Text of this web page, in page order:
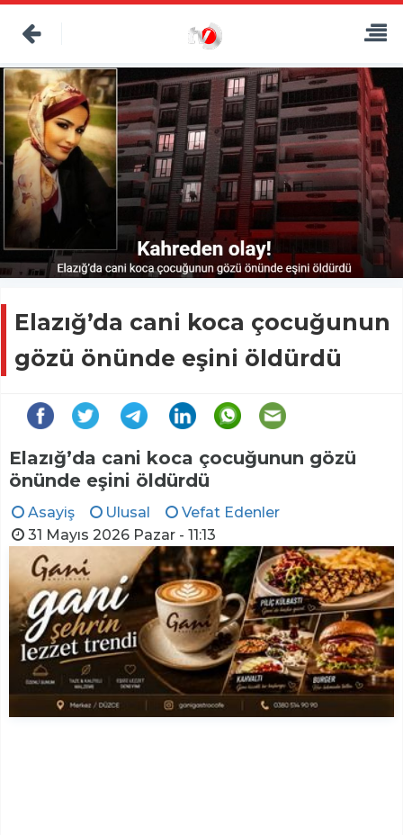
Elazığ’da cani koca çocuğunun
gözü önünde eşini öldürdü
Elazığ’da cani koca çocuğunun gözü
önünde eşini öldürdü
Asayiş Ulusal
Vefat Edenler
31 Mayıs 2026 Pazar - 11:13